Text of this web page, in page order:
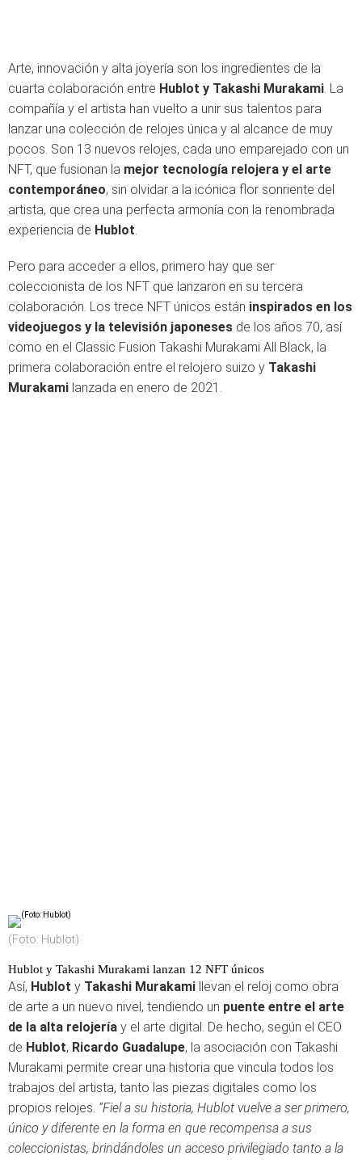
Arte, innovación y alta joyería son los ingredientes de la
cuarta colaboración entre Hublot y Takashi Murakami. La
compañía y el artista han vuelto a unir sus talentos para
lanzar una colección de relojes única y al alcance de muy
pocos. Son 13 nuevos relojes, cada uno emparejado con un
NFT, que fusionan la mejor tecnología relojera y el arte
contemporáneo, sin olvidar a la icónica flor sonriente del
artista, que crea una perfecta armonía con la renombrada
experiencia de Hublot.
Pero para acceder a ellos, primero hay que ser
coleccionista de los NFT que lanzaron en su tercera
colaboración. Los trece NFT únicos están inspirados en los
videojuegos y la televisión japoneses de los años 70, así
como en el Classic Fusion Takashi Murakami All Black, la
primera colaboración entre el relojero suizo y Takashi
Murakami lanzada en enero de 2021.
(Foto: Hublot)
Hublot y Takashi Murakami lanzan 12 NFT únicos
Así, Hublot y Takashi Murakami llevan el reloj como obra
de arte a un nuevo nivel, tendiendo un puente entre el arte
de la alta relojería y el arte digital. De hecho, según el CEO
de Hublot, Ricardo Guadalupe, la asociación con Takashi
Murakami permite crear una historia que vincula todos los
trabajos del artista, tanto las piezas digitales como los
propios relojes. “Fiel a su historia, Hublot vuelve a ser primero,
único y diferente en la forma en que recompensa a sus
coleccionistas, brindándoles un acceso privilegiado tanto a la